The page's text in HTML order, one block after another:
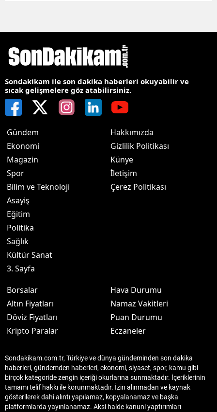
Sondakikam ile son dakika haberleri okuyabilir ve
sıcak gelişmelere göz atabilirsiniz.
Gündem
Ekonomi
Magazin
Spor
Bilim ve Teknoloji
Asayiş
Eğitim
Politika
Sağlık
Kültür Sanat
3. Sayfa
Hakkımızda
Gizlilik Politikası
Künye
İletişim
Çerez Politikası
Borsalar
Altın Fiyatları
Döviz Fiyatları
Kripto Paralar
Hava Durumu
Namaz Vakitleri
Puan Durumu
Eczaneler
Sondakikam.com.tr, Türkiye ve dünya gündeminden son dakika
haberleri, gündemden haberleri, ekonomi, siyaset, spor, kamu gibi
birçok kategoride zengin içeriği okurlarına sunmaktadır. İçeriklerinin
tamamı telif hakkı ile korunmaktadır. İzin alınmadan ve kaynak
gösterilerek dahi alıntı yapılamaz, kopyalanamaz ve başka
platformlarda yayınlanamaz. Aksi halde kanuni yaptırımları